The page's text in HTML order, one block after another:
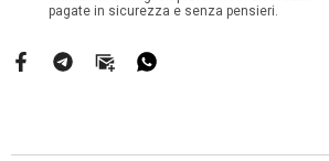
pagate in sicurezza e senza pensieri.